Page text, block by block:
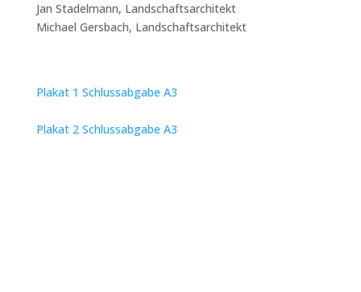
Jan Stadelmann, Landschaftsarchitekt
Michael Gersbach, Landschaftsarchitekt
Plakat 1 Schlussabgabe A3
Plakat 2 Schlussabgabe A3